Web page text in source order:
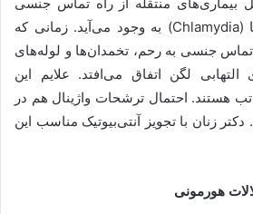
(STDs) از جمله کلامیدیا (Chlamydia) به وجود می‌آید. زمانی که
تماس جنسی به رحم، تخمدان‌ها و لوله‌های
لگن اتفاق می‌افتد. علایم این
هستند. احتمال ترشحات واژینال هم در
زنان با تجویز آنتی‌بیوتیک مناسب این